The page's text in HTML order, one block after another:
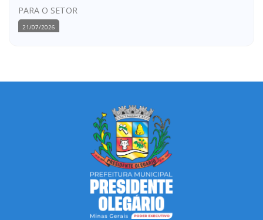
PARA O SETOR
21/07/2026